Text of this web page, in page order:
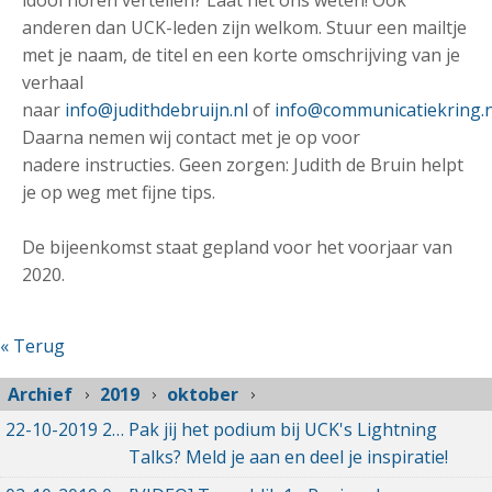
anderen dan UCK-leden zijn welkom. Stuur een mailtje
met je naam, de titel en een korte omschrijving van je
verhaal
naar info@judithdebruijn.nl of
Daarna nemen wij contact met je op voor
nadere instructies. Geen zorgen: Judith de Bruin helpt
je op weg met fijne tips.
De bijeenkomst staat gepland voor het voorjaar van
2020.
« Terug
Archief
2019
oktober
22-10-2019 22-10-2019 13:56
Pak jij het podium bij UCK's Lightning
Talks? Meld je aan en deel je inspiratie!